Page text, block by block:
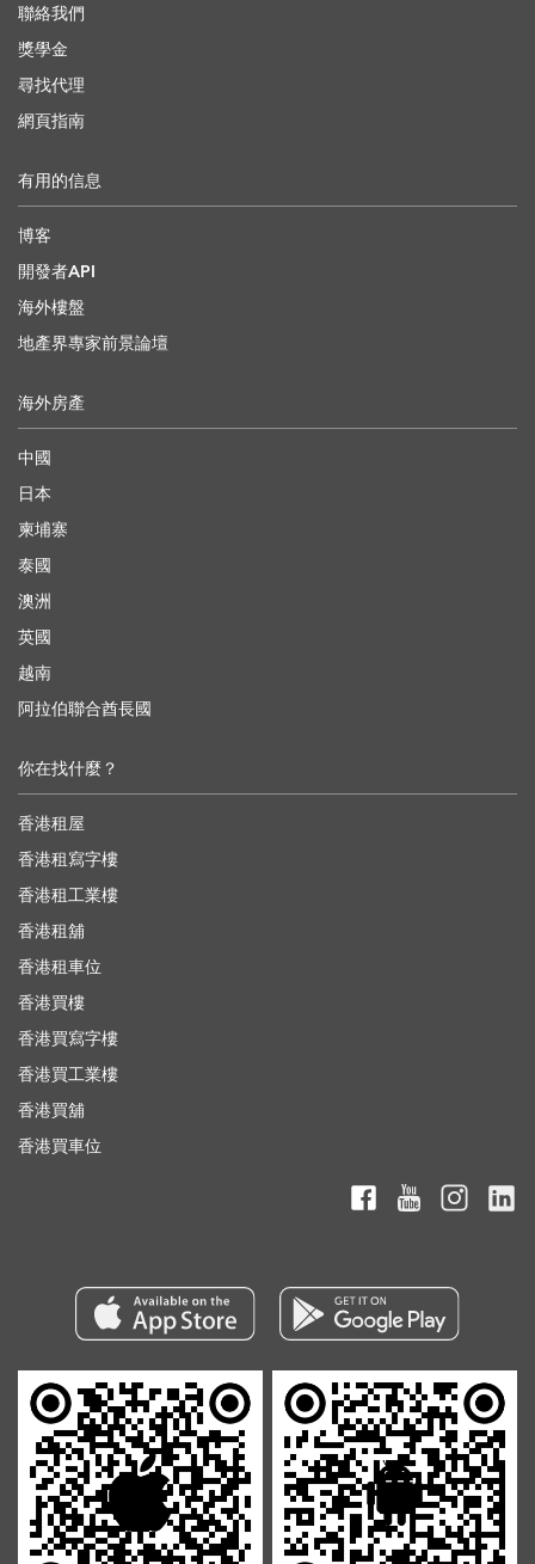
聯絡我們
獎學金
尋找代理
網頁指南
有用的信息
博客
開發者API
海外樓盤
地產界專家前景論壇
海外房產
中國
日本
柬埔寨
泰國
澳洲
英國
越南
阿拉伯聯合酋長國
你在找什麼？
香港租屋
香港租寫字樓
香港租工業樓
香港租舖
香港租車位
香港買樓
香港買寫字樓
香港買工業樓
香港買舖
香港買車位